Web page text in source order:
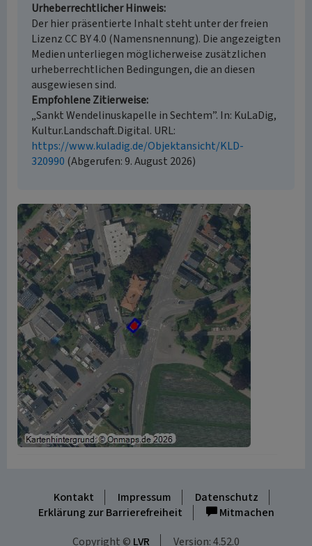
Urheberrechtlicher Hinweis
Der hier präsentierte Inhalt steht unter der freien
Lizenz CC BY 4.0 (Namensnennung). Die angezeigten
Medien unterliegen möglicherweise zusätzlichen
urheberrechtlichen Bedingungen, die an diesen
ausgewiesen sind.
Empfohlene Zitierweise
„Sankt Wendelinuskapelle in Sechtem”. In: KuLaDig,
Kultur.Landschaft.Digital. URL:
https://www.kuladig.de/Objektansicht/KLD-
320990 (Abgerufen: 9. August 2026)
Kontakt Impressum
Datenschutz
Erklärung zur Barrierefreiheit
Mitmachen
Copyright © LVR Version: 4.52.0